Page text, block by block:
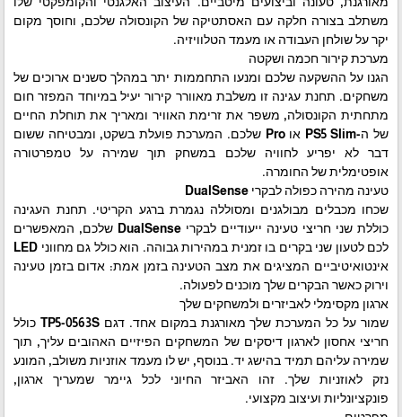
משתלב בצורה חלקה עם האסתטיקה של הקונסולה שלכם, וחוסך מקום
יקר על שולחן העבודה או מעמד הטלוויזיה.
מערכת קירור חכמה ושקטה
הגנו על ההשקעה שלכם ומנעו התחממות יתר במהלך סשנים ארוכים של
משחקים. תחנת עגינה זו משלבת מאוורר קירור יעיל במיוחד המפזר חום
מתחתית הקונסולה, משפר את זרימת האוויר ומאריך את תוחלת החיים
של ה-PS5 Slim או Pro שלכם. המערכת פועלת בשקט, ומבטיחה ששום
דבר לא יפריע לחוויה שלכם במשחק תוך שמירה על טמפרטורה
אופטימלית של החומרה.
טעינה מהירה כפולה לבקרי DualSense
שכחו מכבלים מבולגנים ומסוללה נגמרת ברגע הקריטי. תחנת העגינה
כוללת שני חריצי טעינה ייעודיים לבקרי DualSense שלכם, המאפשרים
לכם לטעון שני בקרים בו זמנית במהירות גבוהה. הוא כולל גם מחווני LED
אינטואיטיביים המציגים את מצב הטעינה בזמן אמת: אדום בזמן טעינה
וירוק כאשר הבקרים שלך מוכנים לפעולה.
ארגון מקסימלי לאביזרים ולמשחקים שלך
שמור על כל המערכת שלך מאורגנת במקום אחד. דגם TP5-0563S כולל
חריצי אחסון לארגון דיסקים של המשחקים הפיזיים האהובים עליך, תוך
שמירה עליהם תמיד בהישג יד. בנוסף, יש לו מעמד אוזניות משולב, המונע
נזק לאוזניות שלך. זהו האביזר החיוני לכל גיימר שמעריך ארגון,
פונקציונליות ועיצוב מקצועי.